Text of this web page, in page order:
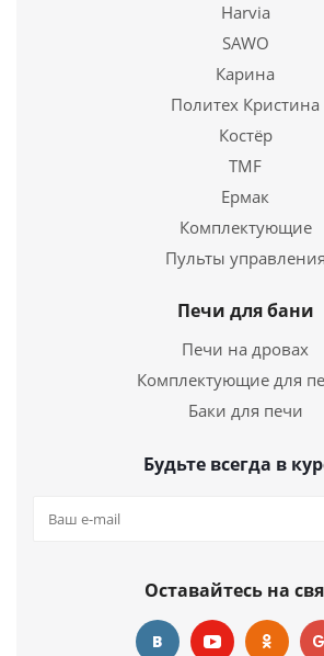
16 511руб.
Подробнее
Купить в 1 клик
Harvia
SAWO
Карина
Политех Кристина
Костёр
TMF
Ермак
Комплектующие
Пульты управления
Печи для бани
Печи на дровах
Комплектующие для
Баки для печи
Будьте всегда в
Оставайтесь на